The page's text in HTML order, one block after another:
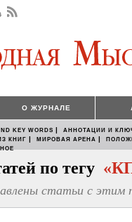
О ЖУРНАЛЕ
KEY WORDS | АННОТАЦИИ И
КНИГ | МИРОВАЯ АРЕНА |
по тегу
статьи с этим